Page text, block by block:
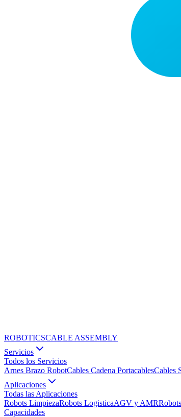
ROBOTICSCABLE ASSEMBLY
Servicios
Todos los Servicios
Arnes Brazo RobotCables Cadena PortacablesCables
Aplicaciones
Todas las Aplicaciones
Robots LimpiezaRobots LogisticaAGV y AMR
Capacidades